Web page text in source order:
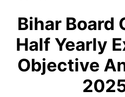
Bihar Board
Half Yearly
Objective